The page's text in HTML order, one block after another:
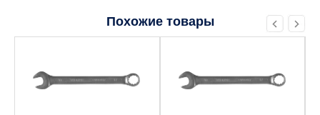
Похожие товары